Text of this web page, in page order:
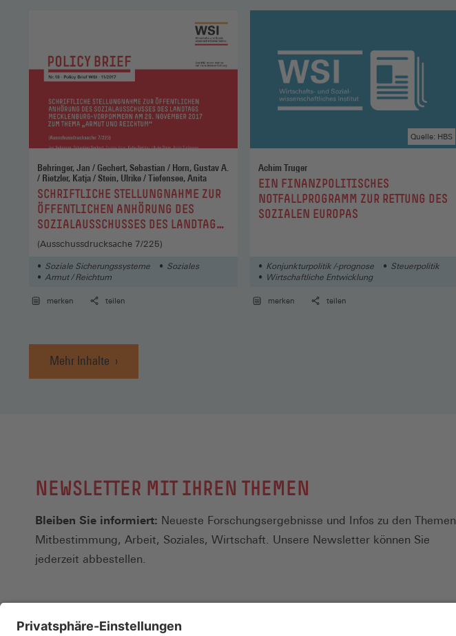
Behringer, Jan / Gechert, Sebastian / Horn, Gustav A.
/ Rietzler, Katja / Stein, Ulrike / Tiefensee, Anita
:SCHRIFTLICHE STELLUNGNAHME ZUR
ÖFFENTLICHEN ANHÖRUNG DES
SOZIALAUSSCHUSSES DES LANDTAGS
MECKLENBURG-VORPOMMERN AM 29.
UND REICHTUM"
(Ausschussdrucksache 7/225)
Soziale Sicherungssysteme
Soziales
Armut / Reichtum
merken teilen
Achim Truger
:EIN FINANZPOLITISCHES
NOTFALLPROGRAMM ZUR RETTUNG DES
SOZIALEN EUROPAS
Quelle: HBS
Konjunkturpolitik /-prognose
Steuerpolitik
Wirtschaftliche Entwicklung
merken teilen
Mehr Inhalte
NEWSLETTER MIT IHREN THEMEN
Bleiben Sie informiert: Neueste Forschungsergebnisse und Infos zu den Themen
Mitbestimmung, Arbeit, Soziales, Wirtschaft. Unsere Newsletter können Sie
jederzeit abbestellen.